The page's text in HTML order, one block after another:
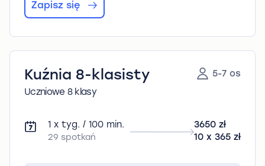
Zapisz się
Kuźnia 8-klasisty 5-7 os
Uczniowe 8 klasy
1 x tyg. / 100 min.
29 spotkań
3650 zł
10 x 365 zł